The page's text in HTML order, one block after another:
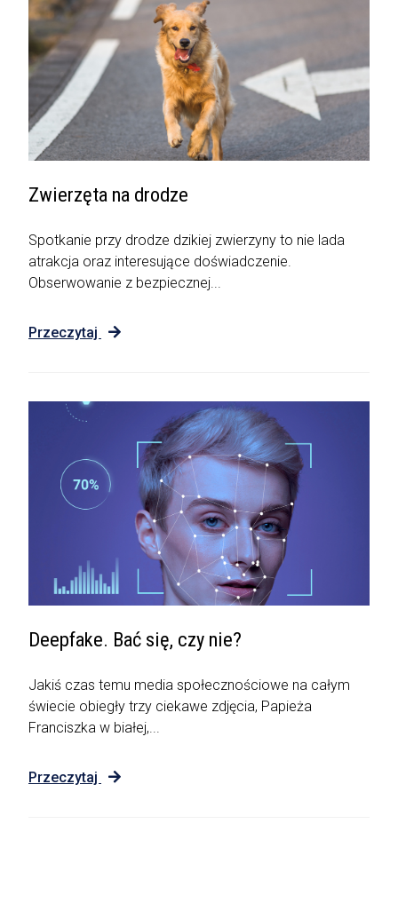
Zwierzęta na drodze
Spotkanie przy drodze dzikiej zwierzyny to nie lada
atrakcja oraz interesujące doświadczenie.
Obserwowanie z bezpiecznej...
Przeczytaj
Deepfake. Bać się, czy nie?
Jakiś czas temu media społecznościowe na całym
świecie obiegły trzy ciekawe zdjęcia, Papieża
Franciszka w białej,...
Przeczytaj